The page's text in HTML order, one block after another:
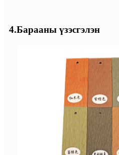
4.Барааны үзэсгэлэн